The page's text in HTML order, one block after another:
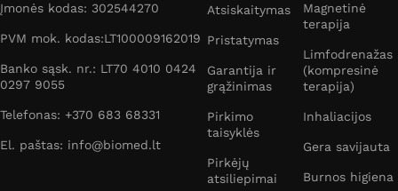
Įmonės kodas: 302544270
PVM mok. kodas:LT100009162019
Banko sąsk. nr.: LT70 4010 0424
0297 9055
Telefonas: +370 683 68331
El. paštas: info@biomed.lt
Atsiskaitymas
Pristatymas
Garantija ir
grąžinimas
Pirkimo
taisyklės
Pirkėjų
atsiliepimai
Magnetinė
terapija
Limfodrenažas
(kompresinė
terapija)
Inhaliacijos
Gera savijauta
Burnos higiena